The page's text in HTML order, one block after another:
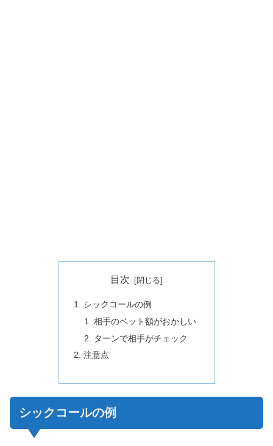
目次
シックコールの例
相手のベット額がおかしい
ターンで相手がチェック
注意点
シックコールの例